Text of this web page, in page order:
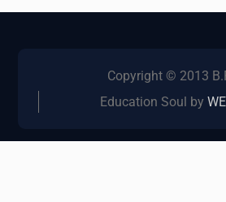
Copyright © 2013
Education Soul by